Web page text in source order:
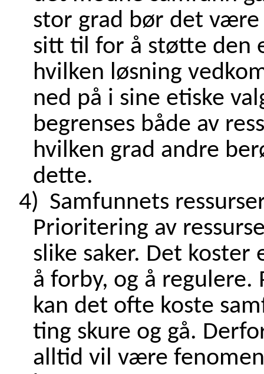
stor grad bør det
sitt til for å støtte den
hvilken løsning
ned på i sine etiske
begrenses både av
hvilken grad andre
dette.
4) Samfunnets
Prioritering av
slike saker. Det koster
å forby, og å regulere.
kan det ofte koste
ting skure og gå.
alltid vil være